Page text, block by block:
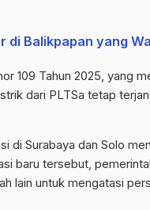
di Balikpapan yang
109 Tahun 2025, yang
dari PLTSa tetap
di Surabaya dan Solo
baru tersebut,
lain untuk mengatasi